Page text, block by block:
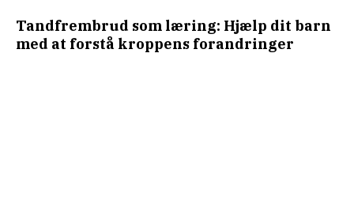
Tandfrembrud som læring: Hjælp dit barn
med at forstå kroppens forandringer